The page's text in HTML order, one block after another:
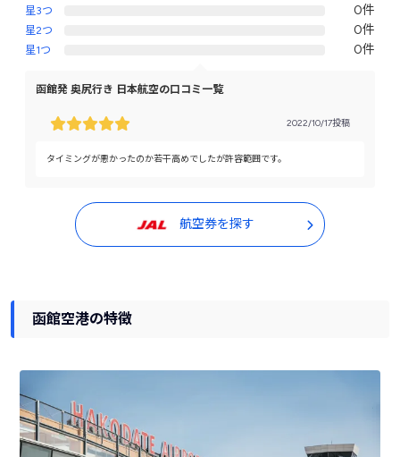
星3つ 0件
星2つ 0件
星1つ 0件
函館発 奥尻行き 日本航空の口コミ一覧
2022/10/17投稿
タイミングが悪かったのか若干高めでしたが許容範囲です。
航空券を探す
函館空港の特徴